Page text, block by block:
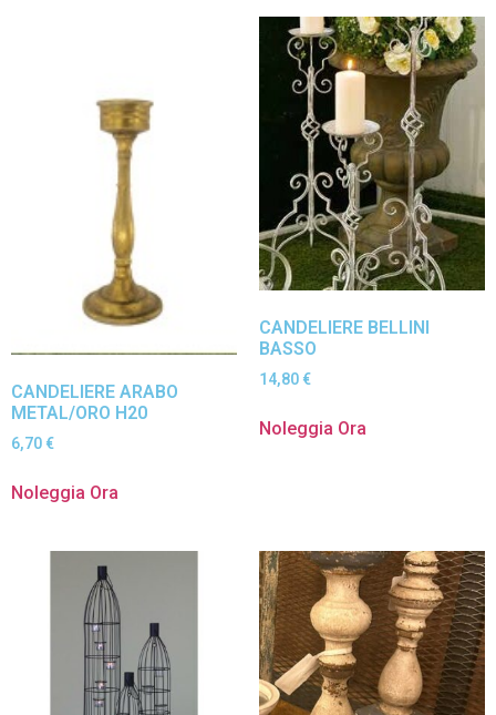
CANDELIERE ARABO
METAL/ORO H20
6,70 €
Noleggia Ora
CANDELIERE BELLINI
BASSO
14,80 €
Noleggia Ora